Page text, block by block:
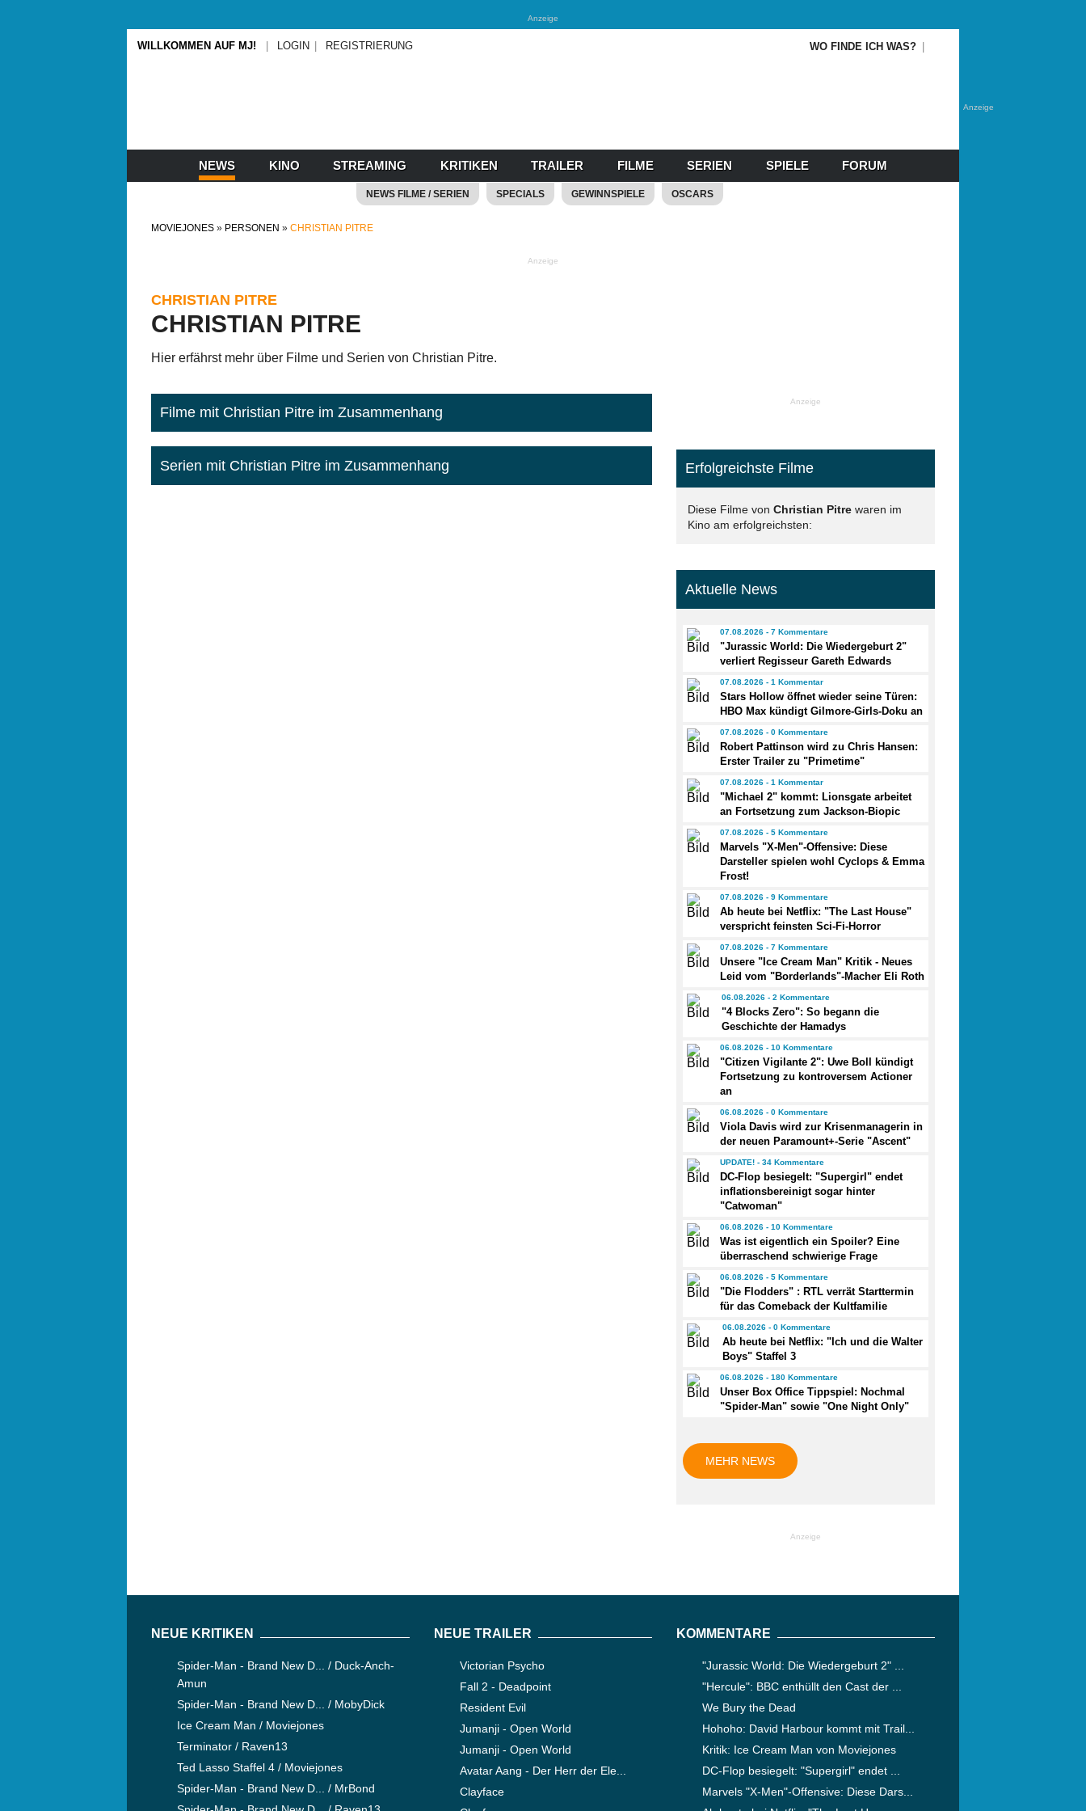
Anzeige
Anzeige
WILLKOMMEN AUF MJ! LOGIN REGISTRIERUNG WO FINDE ICH WAS?
NEWS KINO STREAMING KRITIKEN TRAILER FILME SERIEN SPIELE FORUM
NEWS FILME / SERIEN SPECIALS GEWINNSPIELE OSCARS
MOVIEJONES PERSONEN CHRISTIAN PITRE
Anzeige
CHRISTIAN PITRE
CHRISTIAN PITRE
Hier erfährst mehr über Filme und Serien von Christian Pitre.
Filme mit Christian Pitre im Zusammenhang
Serien mit Christian Pitre im Zusammenhang
Anzeige
Erfolgreichste Filme
Diese Filme von Christian Pitre waren im
Kino am erfolgreichsten:
Aktuelle News
07.08.2026 - 7 Kommentare
"Jurassic World: Die Wiedergeburt 2"
verliert Regisseur Gareth Edwards
07.08.2026 - 1 Kommentar
Stars Hollow öffnet wieder seine Türen:
HBO Max kündigt Gilmore-Girls-Doku an
07.08.2026 - 0 Kommentare
Robert Pattinson wird zu Chris Hansen:
Erster Trailer zu "Primetime"
07.08.2026 - 1 Kommentar
"Michael 2" kommt: Lionsgate arbeitet
an Fortsetzung zum Jackson-Biopic
07.08.2026 - 5 Kommentare
Marvels "X-Men"-Offensive: Diese
Darsteller spielen wohl Cyclops & Emma
Frost!
07.08.2026 - 9 Kommentare
Ab heute bei Netflix: "The Last House"
verspricht feinsten Sci-Fi-Horror
07.08.2026 - 7 Kommentare
Unsere "Ice Cream Man" Kritik - Neues
Leid vom "Borderlands"-Macher Eli Roth
06.08.2026 - 2 Kommentare
"4 Blocks Zero": So begann die
Geschichte der Hamadys
06.08.2026 - 10 Kommentare
"Citizen Vigilante 2": Uwe Boll kündigt
Fortsetzung zu kontroversem Actioner
an
06.08.2026 - 0 Kommentare
Viola Davis wird zur Krisenmanagerin in
der neuen Paramount+-Serie "Ascent"
UPDATE! - 34 Kommentare
DC-Flop besiegelt: "Supergirl" endet
inflationsbereinigt sogar hinter
"Catwoman"
06.08.2026 - 10 Kommentare
Was ist eigentlich ein Spoiler? Eine
überraschend schwierige Frage
06.08.2026 - 5 Kommentare
"Die Flodders" : RTL verrät Starttermin
für das Comeback der Kultfamilie
06.08.2026 - 0 Kommentare
Ab heute bei Netflix: "Ich und die Walter
Boys" Staffel 3
06.08.2026 - 180 Kommentare
Unser Box Office Tippspiel: Nochmal
"Spider-Man" sowie "One Night Only"
MEHR NEWS
Anzeige
NEUE KRITIKEN
Spider-Man - Brand New D... / Duck-Anch-
Amun
Spider-Man - Brand New D... / MobyDick
Ice Cream Man / Moviejones
Terminator / Raven13
Ted Lasso Staffel 4 / Moviejones
Spider-Man - Brand New D... / MrBond
NEUE TRAILER
Victorian Psycho
Fall 2 - Deadpoint
Resident Evil
Jumanji - Open World
Jumanji - Open World
Avatar Aang - Der Herr der Ele...
Clayface
KOMMENTARE
"Jurassic World: Die Wiedergeburt 2" ...
"Hercule": BBC enthüllt den Cast der ...
We Bury the Dead
Hohoho: David Harbour kommt mit Trail...
Kritik: Ice Cream Man von Moviejones
DC-Flop besiegelt: "Supergirl" endet ...
Marvels "X-Men"-Offensive: Diese Dars...